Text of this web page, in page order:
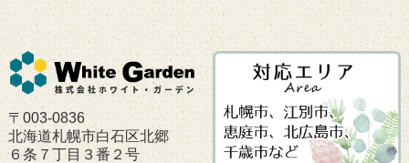
〒003-0836
北海道札幌市白石区北郷
６条７丁目３番２号